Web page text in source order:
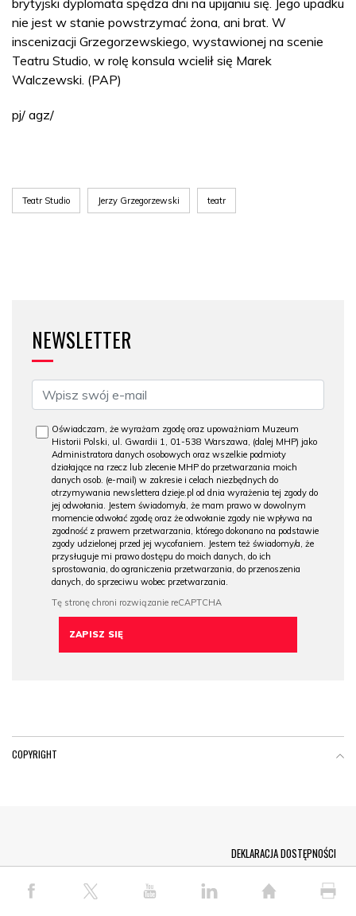
nie jest w stanie powstrzymać żona, ani brat. W
inscenizacji Grzegorzewskiego, wystawionej na scenie
Teatru Studio, w rolę konsula wcielił się Marek
Walczewski. (PAP)
pj/ agz/
Teatr Studio Jerzy Grzegorzewski teatr
NEWSLETTER
Oświadczam, że wyrażam zgodę oraz upoważniam Muzeum
Historii Polski, ul. Gwardii 1, 01-538 Warszawa, (dalej MHP) jako
Administratora danych osobowych oraz wszelkie podmioty
działające na rzecz lub zlecenie MHP do przetwarzania moich
danych osob. (e-mail) w zakresie i celach niezbędnych do
otrzymywania newslettera dzieje.pl od dnia wyrażenia tej zgody do
jej odwołania. Jestem świadomy/a, że mam prawo w dowolnym
momencie odwołać zgodę oraz że odwołanie zgody nie wpływa na
zgodność z prawem przetwarzania, którego dokonano na podstawie
zgody udzielonej przed jej wycofaniem. Jestem też świadomy/a, że
przysługuje mi prawo dostępu do moich danych, do ich
sprostowania, do ograniczenia przetwarzania, do przenoszenia
danych, do sprzeciwu wobec przetwarzania.
COPYRIGHT
© COPYRIGHT PAP 2026
DEKLARACJA DOSTĘPNOŚCI